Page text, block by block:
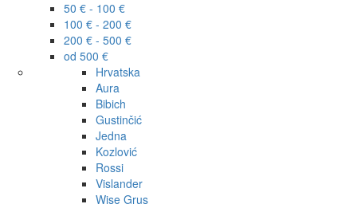
50 € - 100 €
100 € - 200 €
200 € - 500 €
od 500 €
Hrvatska
Aura
Bibich
Gustinčić
Jedna
Kozlović
Rossi
Vislander
Wise Grus